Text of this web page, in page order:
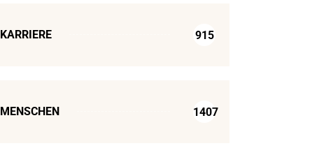
KARRIERE 915
MENSCHEN 1407